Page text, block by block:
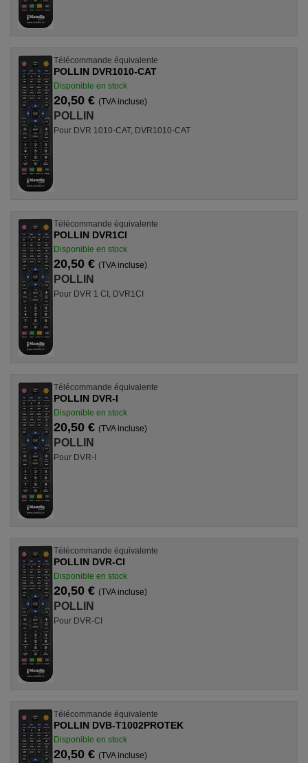
Télécommande équivalente
POLLIN DVR1010-CAT
Disponible en stock
20,50 € (TVA incluse)
POLLIN
Pour DVR 1010-CAT, DVR1010-CAT
Télécommande équivalente
POLLIN DVR1CI
Disponible en stock
20,50 € (TVA incluse)
POLLIN
Pour DVR 1 CI, DVR1CI
Télécommande équivalente
POLLIN DVR-I
Disponible en stock
20,50 € (TVA incluse)
POLLIN
Pour DVR-I
Télécommande équivalente
POLLIN DVR-CI
Disponible en stock
20,50 € (TVA incluse)
POLLIN
Pour DVR-CI
Télécommande équivalente
POLLIN DVB-T1002PROTEK
Disponible en stock
20,50 € (TVA incluse)